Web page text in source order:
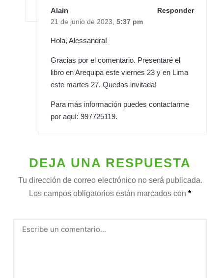
Alain
Responder
21 de junio de 2023, 5:37 pm
Hola, Alessandra!
Gracias por el comentario. Presentaré el
libro en Arequipa este viernes 23 y en Lima
este martes 27. Quedas invitada!
Para más información puedes contactarme
por aquí: 997725119.
DEJA UNA RESPUESTA
Tu dirección de correo electrónico no será publicada.
Los campos obligatorios están marcados con *